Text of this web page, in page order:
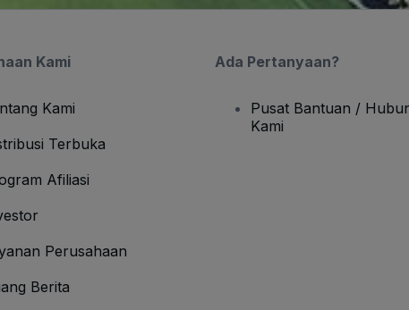
Kami
Kami
Terbuka
Afiliasi
Perusahaan
Berita
Ada Pertanyaan?
Pusat Bantuan /
Kami